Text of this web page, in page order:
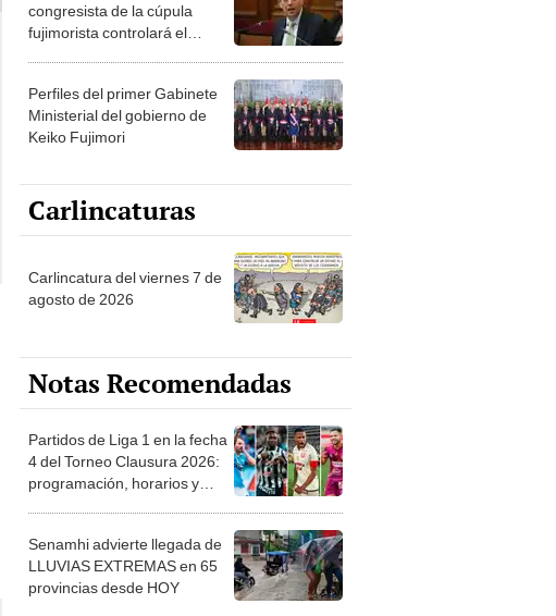
congresista de la cúpula
fujimorista controlará el
Perfiles del primer Gabinete
Ministerial del gobierno de
Keiko Fujimori
Carlincaturas
Carlincatura del viernes 7 de
agosto de 2026
Notas Recomendadas
Partidos de Liga 1 en la fecha
4 del Torneo Clausura 2026:
programación, horarios y
Senamhi advierte llegada de
LLUVIAS EXTREMAS en 65
provincias desde HOY